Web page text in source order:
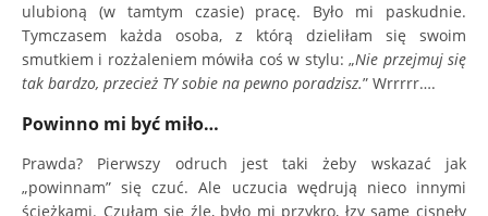
ulubioną (w tamtym czasie) pracę. Było mi paskudnie.
Tymczasem każda osoba, z którą dzieliłam się swoim
smutkiem i rozżaleniem mówiła coś w stylu: „Nie przejmuj się
tak bardzo, przecież TY sobie na pewno poradzisz.” Wrrrrr….
Powinno mi być miło…
Prawda? Pierwszy odruch jest taki żeby wskazać jak
„powinnam” się czuć. Ale uczucia wędrują nieco innymi
ścieżkami. Czułam się źle, było mi przykro, łzy same cisnęły